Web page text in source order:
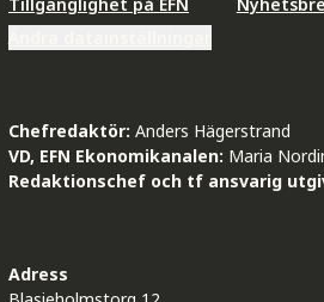
Chefredaktör: Anders Hägerstrand
VD, EFN Ekonomikanalen: Maria
Redaktionschef och tf ansvarig
Adress